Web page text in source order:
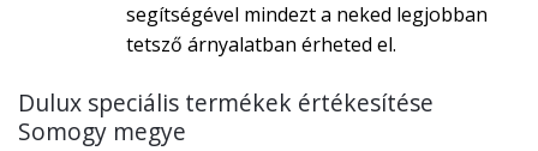
segítségével mindezt a neked legjobban
tetsző árnyalatban érheted el.
Dulux speciális termékek értékesítése
Somogy megye